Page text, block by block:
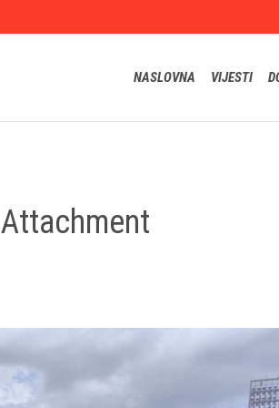
NASLOVNA VIJESTI
Attachment